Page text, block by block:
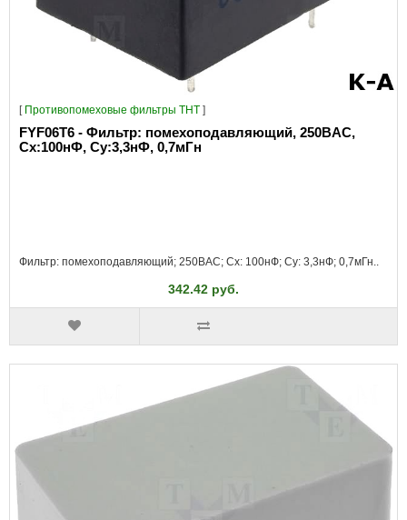
[ Противопомеховые фильтры THT ]
FYF06T6 - Фильтр: помехоподавляющий, 250ВAC,
Сх:100нФ, Су:3,3нФ, 0,7мГн
Фильтр: помехоподавляющий; 250ВAC; Cx: 100нФ; Cy: 3,3нФ; 0,7мГн..
342.42 руб.